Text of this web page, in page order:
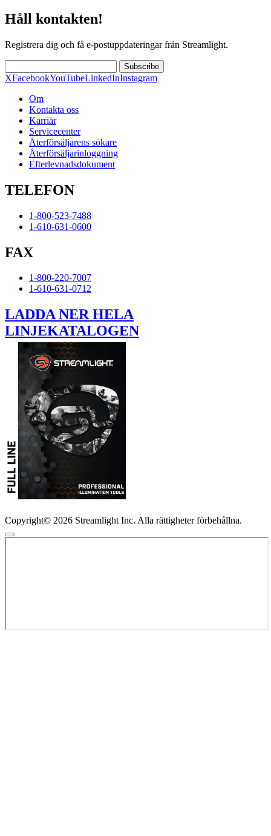
Håll kontakten!
Registrera dig och få e-postuppdateringar från Streamlight.
Subscribe
XFacebookYouTubeLinkedInInstagram
Om
Kontakta oss
Karriär
Servicecenter
Återförsäljarens sökare
Återförsäljarinloggning
Efterlevnadsdokument
TELEFON
1-800-523-7488
1-610-631-0600
FAX
1-800-220-7007
1-610-631-0712
LADDA NER HELA
LINJEKATALOGEN
Copyright© 2026 Streamlight Inc. Alla rättigheter förbehållna.